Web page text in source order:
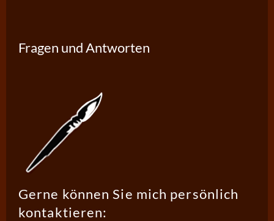
Fragen und Antworten
Gerne können Sie mich persönlich
kontaktieren: